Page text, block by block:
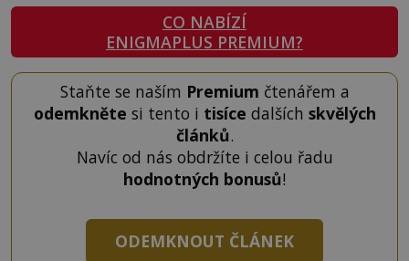
CO NABÍZÍ
ENIGMAPLUS PREMIUM?
Staňte se naším Premium čtenářem a
odemkněte si tento i tisíce dalších skvělých
článků.
Navíc od nás obdržíte i celou řadu
hodnotných bonusů!
ODEMKNOUT ČLÁNEK